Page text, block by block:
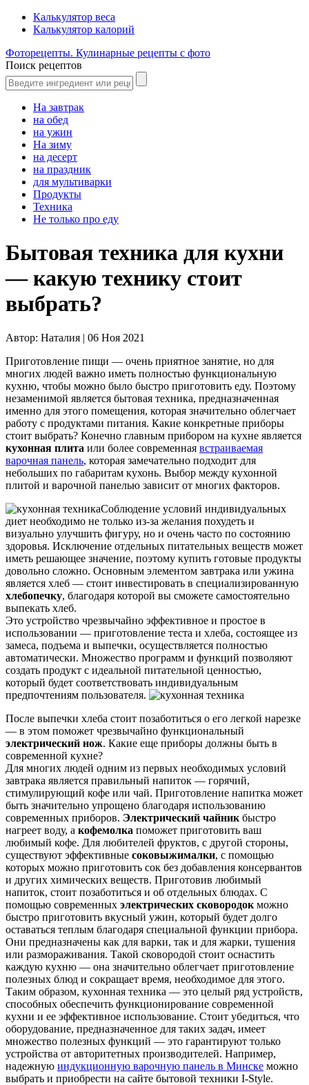
Калькулятор веса
Калькулятор калорий
Фоторецепты. Кулинарные рецепты с фото
Поиск рецептов
На завтрак
на обед
на ужин
На зиму
на десерт
на праздник
для мультиварки
Продукты
Техника
Не только про еду
Бытовая техника для кухни
— какую технику стоит
выбрать?
Автор: Наталия | 06 Ноя 2021
Приготовление пищи — очень приятное занятие, но для
многих людей важно иметь полностью функциональную
кухню, чтобы можно было быстро приготовить еду. Поэтому
незаменимой является бытовая техника, предназначенная
именно для этого помещения, которая значительно облегчает
работу с продуктами питания. Какие конкретные приборы
стоит выбрать? Конечно главным прибором на кухне является
кухонная плита или более современная встраиваемая
варочная панель, которая замечательно подходит для
небольших по габаритам кухонь. Выбор между кухонной
плитой и варочной панелью зависит от многих факторов.
Соблюдение условий индивидуальных
диет необходимо не только из-за желания похудеть и
визуально улучшить фигуру, но и очень часто по состоянию
здоровья. Исключение отдельных питательных веществ может
иметь решающее значение, поэтому купить готовые продукты
довольно сложно. Основным элементом завтрака или ужина
является хлеб — стоит инвестировать в специализированную
хлебопечку, благодаря которой вы сможете самостоятельно
выпекать хлеб.
Это устройство чрезвычайно эффективное и простое в
использовании — приготовление теста и хлеба, состоящее из
замеса, подъема и выпечки, осуществляется полностью
автоматически. Множество программ и функций позволяют
создать продукт с идеальной питательной ценностью,
который будет соответствовать индивидуальным
предпочтениям пользователя.
После выпечки хлеба стоит позаботиться о его легкой нарезке
— в этом поможет чрезвычайно функциональный
электрический нож. Какие еще приборы должны быть в
современной кухне?
Для многих людей одним из первых необходимых условий
завтрака является правильный напиток — горячий,
стимулирующий кофе или чай. Приготовление напитка может
быть значительно упрощено благодаря использованию
современных приборов. Электрический чайник быстро
нагреет воду, а кофемолка поможет приготовить ваш
любимый кофе. Для любителей фруктов, с другой стороны,
существуют эффективные соковыжималки, с помощью
которых можно приготовить сок без добавления консервантов
и других химических веществ. Приготовив любимый
напиток, стоит позаботиться и об отдельных блюдах. С
помощью современных электрических сковородок можно
быстро приготовить вкусный ужин, который будет долго
оставаться теплым благодаря специальной функции прибора.
Они предназначены как для варки, так и для жарки, тушения
или размораживания. Такой сковородой стоит оснастить
каждую кухню — она значительно облегчает приготовление
полезных блюд и сокращает время, необходимое для этого.
Таким образом, кухонная техника — это целый ряд устройств,
способных обеспечить функционирование современной
кухни и ее эффективное использование. Стоит убедиться, что
оборудование, предназначенное для таких задач, имеет
множество полезных функций — это гарантируют только
устройства от авторитетных производителей. Например,
надежную индукционную варочную панель в Минске можно
выбрать и приобрести на сайте бытовой техники I-Style.